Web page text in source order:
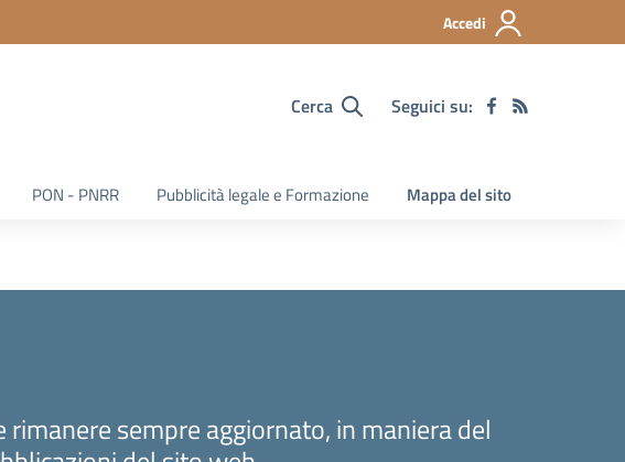
Accedi
Cerca Seguici su:
PON - PNRR Pubblicità legale e Formazione Mappa del sito
rimanere sempre aggiornato, in maniera del